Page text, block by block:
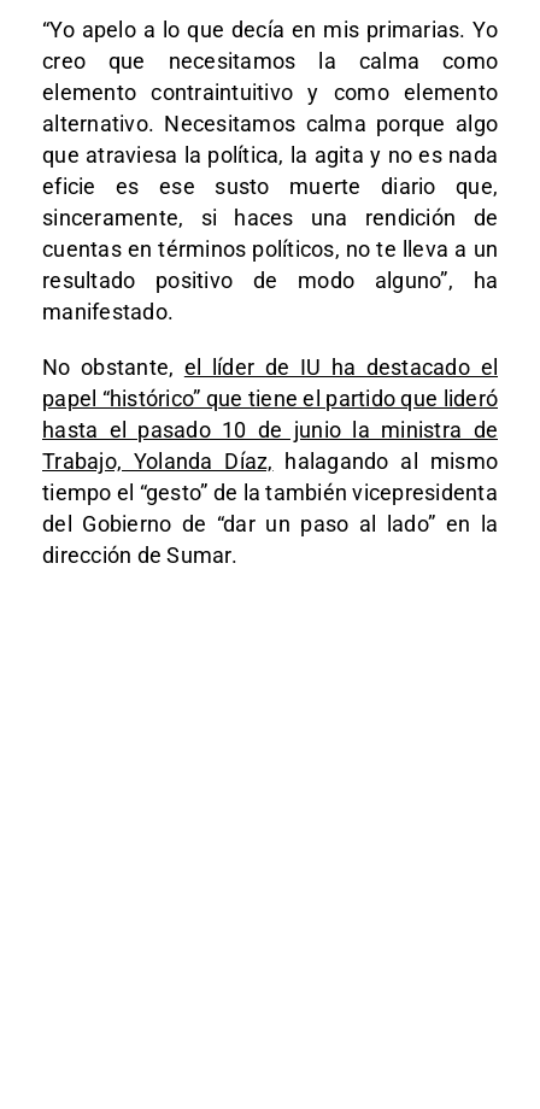
“Yo apelo a lo que decía en mis primarias. Yo
creo que necesitamos la calma como
elemento contraintuitivo y como elemento
alternativo. Necesitamos calma porque algo
que atraviesa la política, la agita y no es nada
eficie es ese susto muerte diario que,
sinceramente, si haces una rendición de
cuentas en términos políticos, no te lleva a un
resultado positivo de modo alguno”, ha
manifestado.
No obstante, el líder de IU ha destacado el
papel “histórico” que tiene el partido que lideró
hasta el pasado 10 de junio la ministra de
Trabajo, Yolanda Díaz, halagando al mismo
tiempo el “gesto” de la también vicepresidenta
del Gobierno de “dar un paso al lado” en la
dirección de Sumar.